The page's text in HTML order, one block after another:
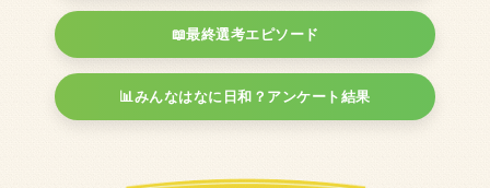
📖最終選考エピソード
📊みんなはなに日和？アンケート結果